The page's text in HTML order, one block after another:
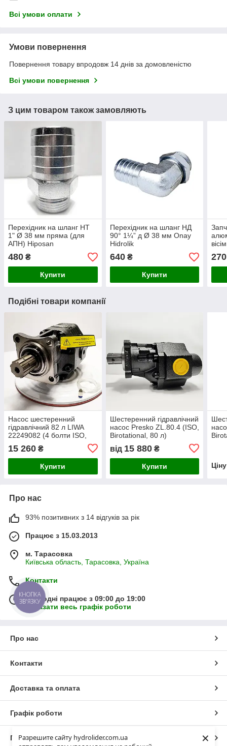
Разрешите сайту hydrolider.com.ua
×
Всі умови оплати
Умови повернення
Повернення товару впродовж 14 днів за домовленістю
Всі умови повернення
З цим товаром також замовляють
Перехідник на шланг НТ
1" Ø 38 мм пряма (для
АПН) Hiposan
480 ₴
Купити
Перехідник на шланг НД
90° 1¼” д Ø 38 мм Onay
Hidrolik
640₴
Купити
270
Подібні товари компанії
Насос шестеренний
гідравлічний 82 л LIWA
22249082 (4 болти ISO,
15 260 ₴
Купити
Шестеренний гідравлічний
насос Presko ZL.80.4 (ISO,
Birotational, 80 л)
від 15 880₴
Купити
Про нас
93% позитивних з 14 відгуків за рік
Працює з 15.03.2013
м. Тарасовка
Київська область, Тарасовка, Україна
Контакти
Сьогодні працює з 09:00 до 19:00
Показати весь графік роботи
Про нас
Контакти
Доставка та оплата
Графік роботи
Повна версія сайту
КНОПКА
ЗВ'ЯЗКУ